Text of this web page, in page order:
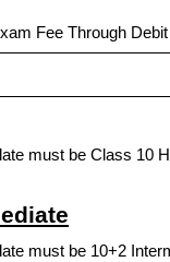
Fee Through
must be Class 10
must be 10+2